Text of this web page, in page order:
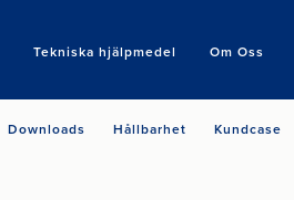
Tekniska hjälpmedel Om Oss
Search
Downloads Hållbarhet Kundcase